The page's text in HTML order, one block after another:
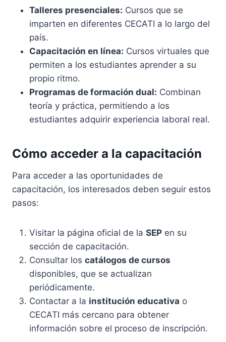
Talleres presenciales: Cursos que se
imparten en diferentes CECATI a lo largo del
país.
Capacitación en línea: Cursos virtuales que
permiten a los estudiantes aprender a su
propio ritmo.
Programas de formación dual: Combinan
teoría y práctica, permitiendo a los
estudiantes adquirir experiencia laboral real.
Cómo acceder a la capacitación
Para acceder a las oportunidades de
capacitación, los interesados deben seguir estos
pasos:
Visitar la página oficial de la SEP en su
sección de capacitación.
Consultar los catálogos de cursos
disponibles, que se actualizan
periódicamente.
Contactar a la institución educativa o
CECATI más cercano para obtener
información sobre el proceso de inscripción.